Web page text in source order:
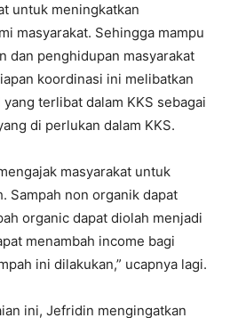
untuk meningkatkan
masyarakat. Sehingga mampu
dan penghidupan masyarakat
koordinasi ini melibatkan
terlibat dalam KKS sebagai
di perlukan dalam KKS.
masyarakat untuk
Sampah non organik dapat
organic dapat diolah menjadi
menambah income bagi
ini dilakukan,” ucapnya lagi.
ini, Jefridin mengingatkan